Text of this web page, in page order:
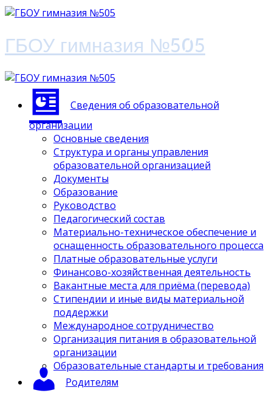
ГБОУ гимназия №505
Сведения об образовательной
организации
Основные сведения
Структура и органы управления
образовательной организацией
Документы
Образование
Руководство
Педагогический состав
Материально-техническое обеспечение и
оснащенность образовательного процесса
Платные образовательные услуги
Финансово-хозяйственная деятельность
Вакантные места для приёма (перевода)
Стипендии и иные виды материальной
поддержки
Международное сотрудничество
Организация питания в образовательной
организации
Образовательные стандарты и требования
Родителям